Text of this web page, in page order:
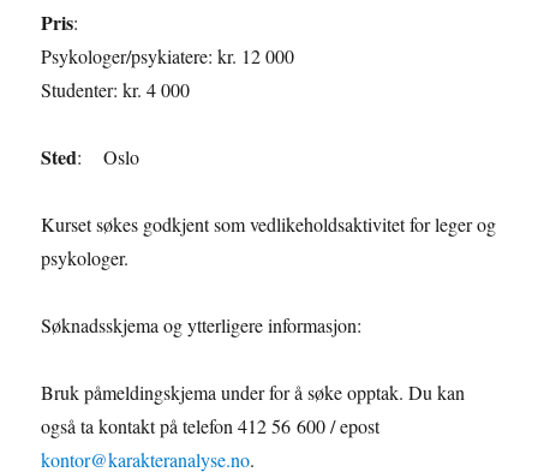
Pris:
Psykologer/psykiatere: kr. 12 000
Studenter: kr. 4 000
Sted: Oslo
Kurset søkes godkjent som vedlikeholdsaktivitet for leger og
psykologer.
Søknadsskjema og ytterligere informasjon:
Bruk påmeldingskjema under for å søke opptak. Du kan
også ta kontakt på telefon 412 56 600 / epost
kontor@karakteranalyse.no.